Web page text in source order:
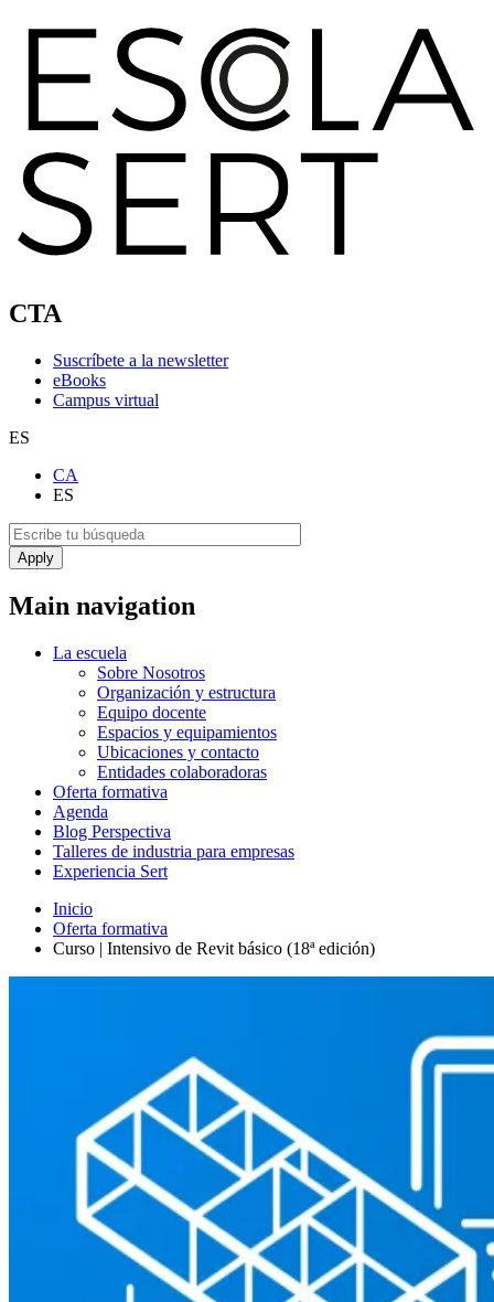
CTA
Suscríbete a la newsletter
eBooks
Campus virtual
ES
CA
ES
Main navigation
La escuela
Sobre Nosotros
Organización y estructura
Equipo docente
Espacios y equipamientos
Ubicaciones y contacto
Entidades colaboradoras
Oferta formativa
Agenda
Blog Perspectiva
Talleres de industria para empresas
Experiencia Sert
Inicio
Oferta formativa
Curso | Intensivo de Revit básico (18ª edición)